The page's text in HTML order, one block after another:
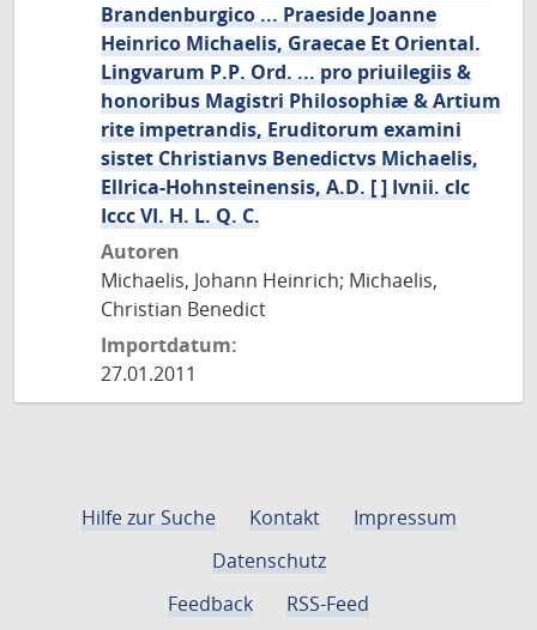
Brandenburgico ... Praeside Joanne
Heinrico Michaelis, Graecae Et Oriental.
Lingvarum P.P. Ord. ... pro priuilegiis &
honoribus Magistri Philosophiæ & Artium
rite impetrandis, Eruditorum examini
sistet Christianvs Benedictvs Michaelis,
Ellrica-Hohnsteinensis, A.D. [ ] Ivnii. cIc
Iccc VI. H. L. Q. C.
Autoren
Michaelis, Johann Heinrich; Michaelis,
Christian Benedict
Importdatum:
27.01.2011
Hilfe zur Suche Kontakt
Impressum
Datenschutz
Feedback
RSS-Feed